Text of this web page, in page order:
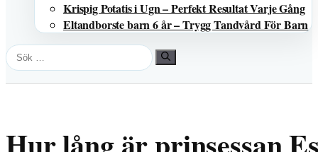
Krispig Potatis i Ugn – Perfekt Resultat Varje Gång
Eltandborste barn 6 år – Trygg Tandvård För Barn
Sök
efter: